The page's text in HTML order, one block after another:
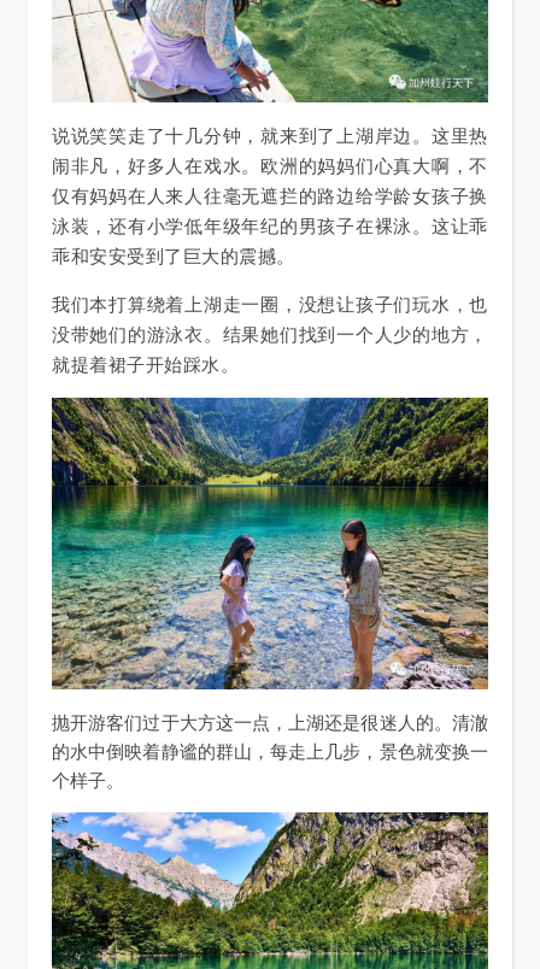
说说笑笑走了十几分钟，就来到了上湖岸边。这里热
闹非凡，好多人在戏水。欧洲的妈妈们心真大啊，不
仅有妈妈在人来人往毫无遮拦的路边给学龄女孩子换
泳装，还有小学低年级年纪的男孩子在裸泳。这让乖
乖和安安受到了巨大的震撼。
我们本打算绕着上湖走一圈，没想让孩子们玩水，也
没带她们的游泳衣。结果她们找到一个人少的地方，
就提着裙子开始踩水。
抛开游客们过于大方这一点，上湖还是很迷人的。清澈
的水中倒映着静谧的群山，每走上几步，景色就变换一
个样子。